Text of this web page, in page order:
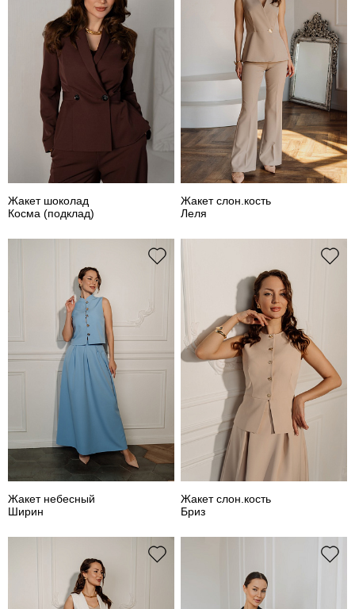
Жакет шоколад
Косма (подклад)
Жакет слон.кость
Леля
Жакет небесный
Ширин
Жакет слон.кость
Бриз